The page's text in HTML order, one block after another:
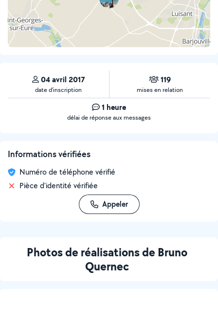
04 avril 2017
date d’inscription
119
mises en relation
1 heure
délai de réponse aux messages
Informations vérifiées
Numéro de téléphone vérifié
Pièce d'identité vérifiée
Appeler
Photos de réalisations de Bruno
Quernec